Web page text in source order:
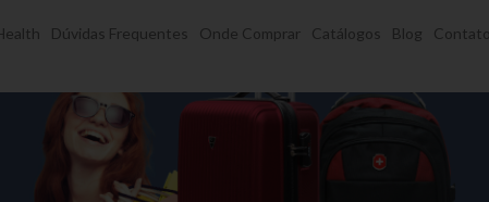
Dúvidas Frequentes Onde Comprar Catálogos Blog Contato